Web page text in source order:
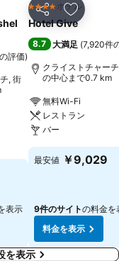
りに追加
評価)
, 街
表示
シェア お気に入
4 ホテルのランク
ホテル
Hotel Give
8.7 大満足 (7,920件
クライストチャー
の中心まで0.7 km
無料Wi-Fi
レストラン
バー
最安値 ￥9,029
9件のサイトの料金を
料金を表示
を表示